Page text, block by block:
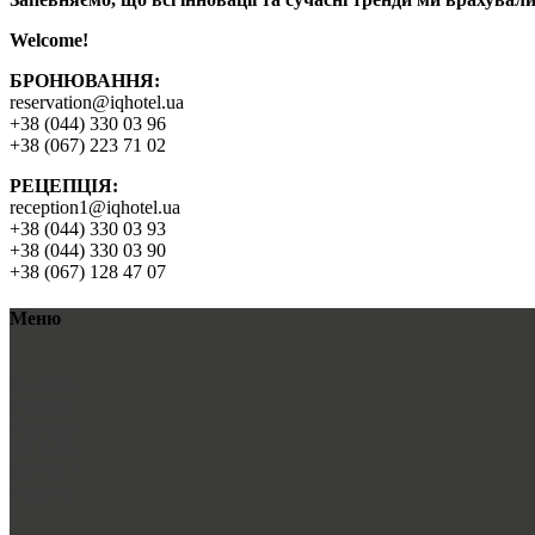
Welcome!
БРОНЮВАННЯ:
reservation@iqhotel.ua
+38 (044) 330 03 96
+38 (067) 223 71 02
РЕЦЕПЦІЯ:
reception1@iqhotel.ua
+38 (044) 330 03 93
+38 (044) 330 03 90
+38 (067) 128 47 07
Меню